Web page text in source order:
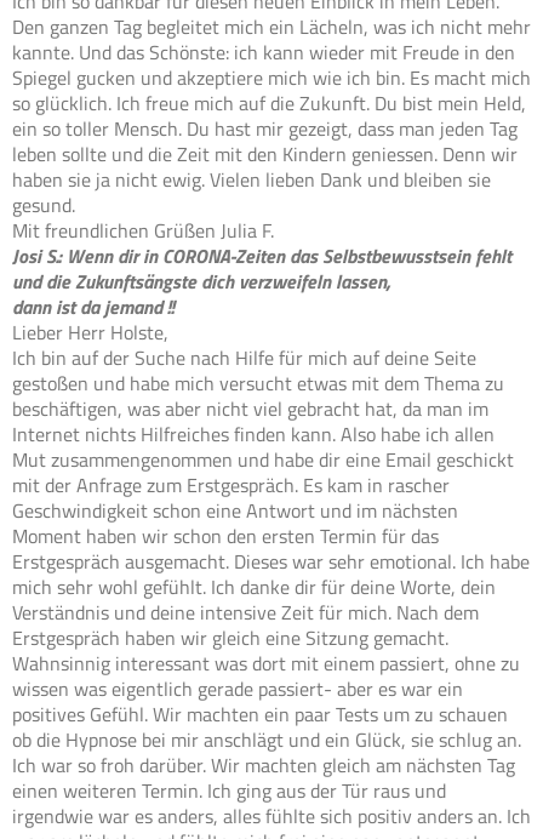
Den ganzen Tag begleitet mich ein Lächeln, was ich nicht mehr
kannte. Und das Schönste: ich kann wieder mit Freude in den
Spiegel gucken und akzeptiere mich wie ich bin. Es macht mich
so glücklich. Ich freue mich auf die Zukunft. Du bist mein Held,
ein so toller Mensch. Du hast mir gezeigt, dass man jeden Tag
leben sollte und die Zeit mit den Kindern geniessen. Denn wir
haben sie ja nicht ewig. Vielen lieben Dank und bleiben sie
gesund.
Mit freundlichen Grüßen Julia F.
Josi S.: Wenn dir in CORONA-Zeiten das Selbstbewusstsein fehlt
und die Zukunftsängste dich verzweifeln lassen,
dann ist da jemand !!
Lieber Herr Holste,
Ich bin auf der Suche nach Hilfe für mich auf deine Seite
gestoßen und habe mich versucht etwas mit dem Thema zu
beschäftigen, was aber nicht viel gebracht hat, da man im
Internet nichts Hilfreiches finden kann. Also habe ich allen
Mut zusammengenommen und habe dir eine Email geschickt
mit der Anfrage zum Erstgespräch. Es kam in rascher
Geschwindigkeit schon eine Antwort und im nächsten
Moment haben wir schon den ersten Termin für das
Erstgespräch ausgemacht. Dieses war sehr emotional. Ich habe
mich sehr wohl gefühlt. Ich danke dir für deine Worte, dein
Verständnis und deine intensive Zeit für mich. Nach dem
Erstgespräch haben wir gleich eine Sitzung gemacht.
Wahnsinnig interessant was dort mit einem passiert, ohne zu
wissen was eigentlich gerade passiert- aber es war ein
positives Gefühl. Wir machten ein paar Tests um zu schauen
ob die Hypnose bei mir anschlägt und ein Glück, sie schlug an.
Ich war so froh darüber. Wir machten gleich am nächsten Tag
einen weiteren Termin. Ich ging aus der Tür raus und
irgendwie war es anders, alles fühlte sich positiv anders an. Ich